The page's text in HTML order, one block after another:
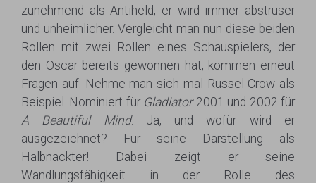
zunehmend als Antiheld, er wird immer abstruser
und unheimlicher. Vergleicht man nun diese beiden
Rollen mit zwei Rollen eines Schauspielers, der
den Oscar bereits gewonnen hat, kommen erneut
Fragen auf. Nehme man sich mal Russel Crow als
Beispiel. Nominiert für Gladiator2001 und 2002 für
A Beautiful Mind. Ja, und wofür wird er
ausgezeichnet? Für seine Darstellung als
Halbnackter! Dabei zeigt er seine
Wandlungsfähigkeit in der Rolle des